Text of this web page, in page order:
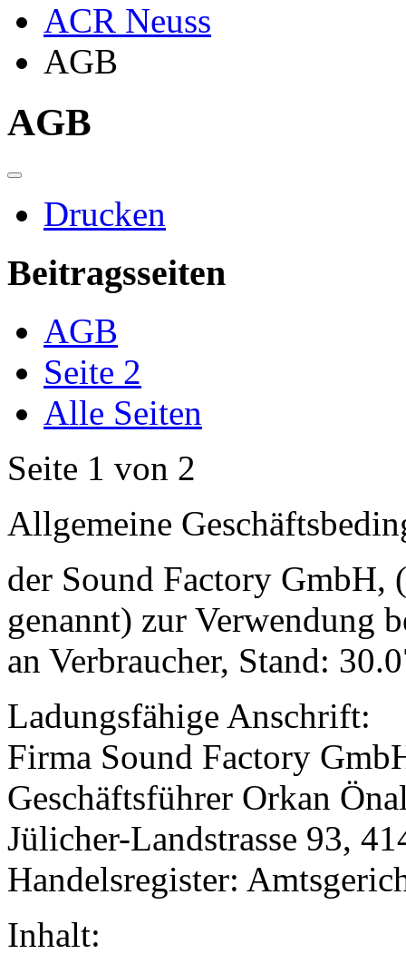
ACR Neuss
AGB
AGB
Drucken
Beitragsseiten
AGB
Seite 2
Alle Seiten
Seite 1 von 2
Allgemeine
der Sound Factory GmbH,
genannt) zur Verwendung
an Verbraucher, Stand:
Ladungsfähige Anschrift:
Firma Sound Factory
Geschäftsführer Orkan
Jülicher-Landstrasse 93,
Handelsregister:
Inhalt: